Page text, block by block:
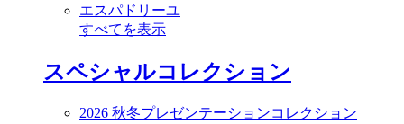
エスパドリーユ
すべてを表示
スペシャルコレクション
2026 秋冬プレゼンテーションコレクション